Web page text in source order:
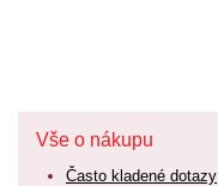
Vše o nákupu
Často kladené dotazy